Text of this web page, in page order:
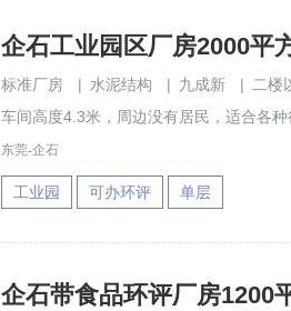
企石工业园区厂房2000平
标准厂房 | 水泥结构 | 九成新 |
二楼
车间高度4.3米，周边没有居民，适合各种
东莞-企石
工业园 可办环评 单层
企石带食品环评厂房1200